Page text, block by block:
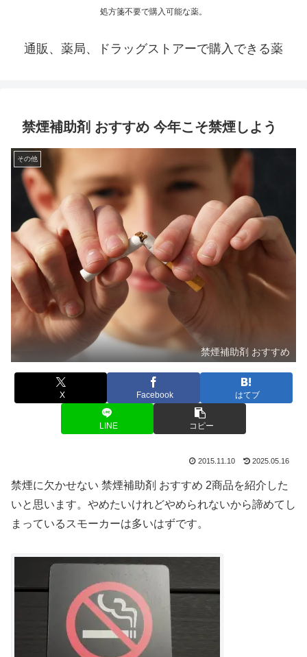
処方箋不要で購入可能な薬。
通販、薬局、ドラッグストアーで購入できる薬
禁煙補助剤 おすすめ 今年こそ禁煙しよう
その他
禁煙補助剤 おすすめ
X Facebook はてブ
LINE コピー
2015.11.10 2025.05.16
禁煙に欠かせない 禁煙補助剤 おすすめ 2商品を紹介した
いと思います。やめたいけれどやめられないから諦めてし
まっているスモーカーは多いはずです。